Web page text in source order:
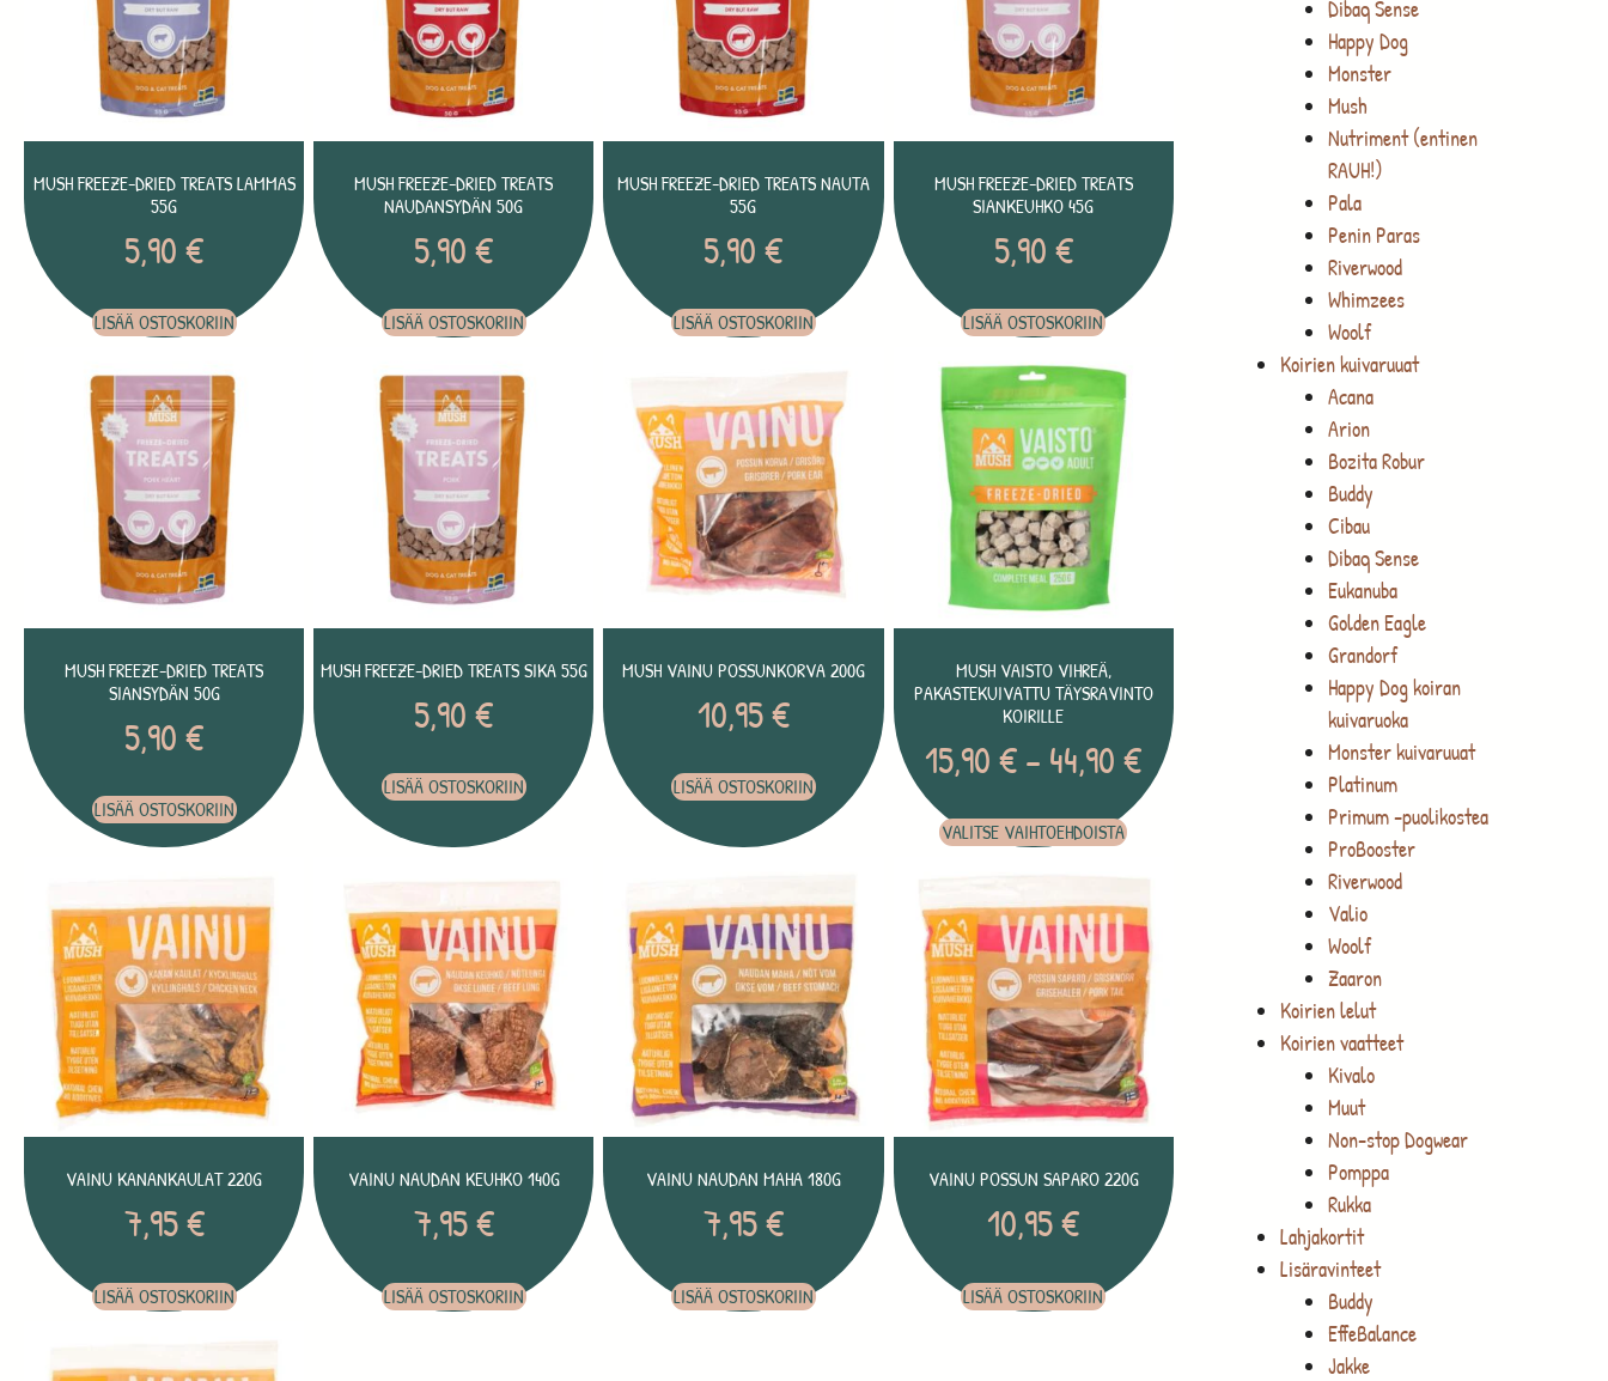
Dibaq Sense
Happy Dog
Monster
Mush
Nutriment (entinen
RAUH!)
Pala
Penin Paras
Riverwood
Whimzees
Woolf
Koirien kuivaruuat
Acana
Arion
Bozita Robur
Buddy
Cibau
Dibaq Sense
Eukanuba
Golden Eagle
Grandorf
Happy Dog koiran
kuivaruoka
Monster kuivaruuat
Platinum
Primum -puolikostea
ProBooster
Riverwood
Valio
Woolf
Zaaron
Koirien lelut
Koirien vaatteet
Kivalo
Muut
Non-stop Dogwear
Pomppa
Rukka
Lahjakortit
Lisäravinteet
Buddy
EffeBalance
Jakke
MUSH FREEZE-DRIED TREATS LAMMAS
55G
5,90€
LISÄÄ OSTOSKORIIN
MUSH FREEZE-DRIED TREATS
NAUDANSYDÄN 50G
5,90€
LISÄÄ OSTOSKORIIN
MUSH FREEZE-DRIED TREATS NAUTA
55G
5,90€
LISÄÄ OSTOSKORIIN
MUSH FREEZE-DRIED TREATS
SIANKEUHKO 45G
5,90€
LISÄÄ OSTOSKORIIN
MUSH FREEZE-DRIED TREATS
SIANSYDÄN 50G
5,90€
LISÄÄ OSTOSKORIIN
MUSH FREEZE-DRIED TREATS SIKA 55G
5,90€
LISÄÄ OSTOSKORIIN
MUSH VAINU POSSUNKORVA 200G
10,95€
LISÄÄ OSTOSKORIIN
MUSH VAISTO VIHREÄ,
PAKASTEKUIVATTU TÄYSRAVINTO
KOIRILLE
15,90€– 44,90€
VALITSE VAIHTOEHDOISTA
VAINU KANANKAULAT 220G
7,95€
LISÄÄ OSTOSKORIIN
VAINU NAUDAN KEUHKO 140G
7,95€
LISÄÄ OSTOSKORIIN
VAINU NAUDAN MAHA 180G
7,95€
LISÄÄ OSTOSKORIIN
VAINU POSSUN SAPARO 220G
10,95€
LISÄÄ OSTOSKORIIN